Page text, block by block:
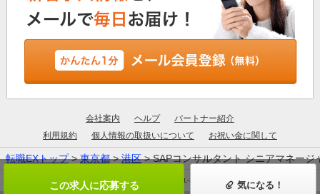
この求人に応募する 気になる！
会社案内 ヘルプ
パートナー紹介
利用規約
個人情報の取扱いについて お祝い金に関して
転職EXトップ>東京都>港区> SAPコンサルタント シニアマネー
厚生労働大臣許可：13-ユ-305190